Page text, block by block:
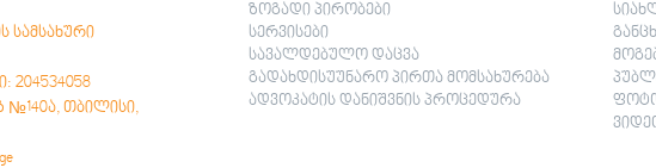
სამსახური
204534058
№140ა, თბილისი,
ზოგადი პირობები
სერვისები
სავალდებულო დაცვა
გადახდისუუნარო პირთა მომსახურება
ადვოკატის დანიშვნის პროცედურა